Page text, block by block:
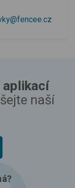
aplikací
naší